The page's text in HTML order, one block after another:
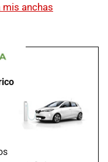
anchas